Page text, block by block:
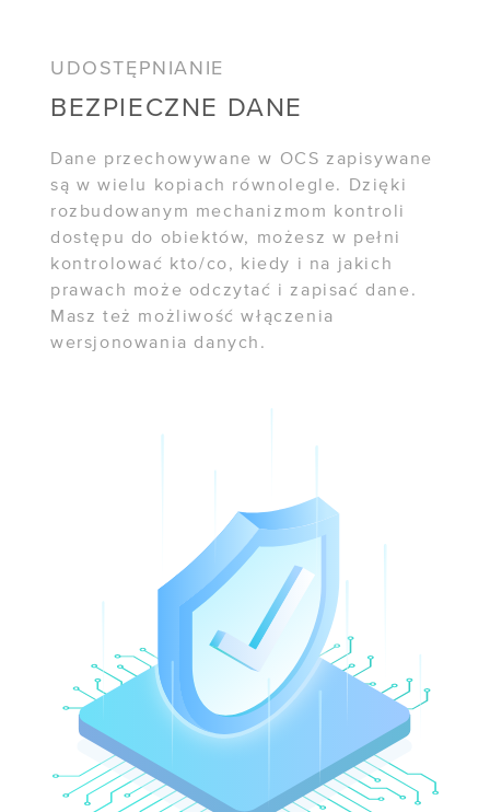
/ Status usług
KALKULATOR CHMURY
POMOC
/ Baza wiedzy
UDOSTĘPNIANIE
BEZPIECZNE DANE
Dane przechowywane w OCS zapisywane
są w wielu kopiach równolegle. Dzięki
rozbudowanym mechanizmom kontroli
dostępu do obiektów, możesz w pełni
kontrolować kto/co, kiedy i na jakich
prawach może odczytać i zapisać dane.
Masz też możliwość włączenia
wersjonowania danych.